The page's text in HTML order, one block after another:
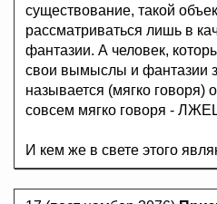
существование, такой
рассматриваться лишь в
фантазии. А человек,
свои вымыслы и фантазии
называется (мягко
совсем мягко говоря -
И кем же в свете этого